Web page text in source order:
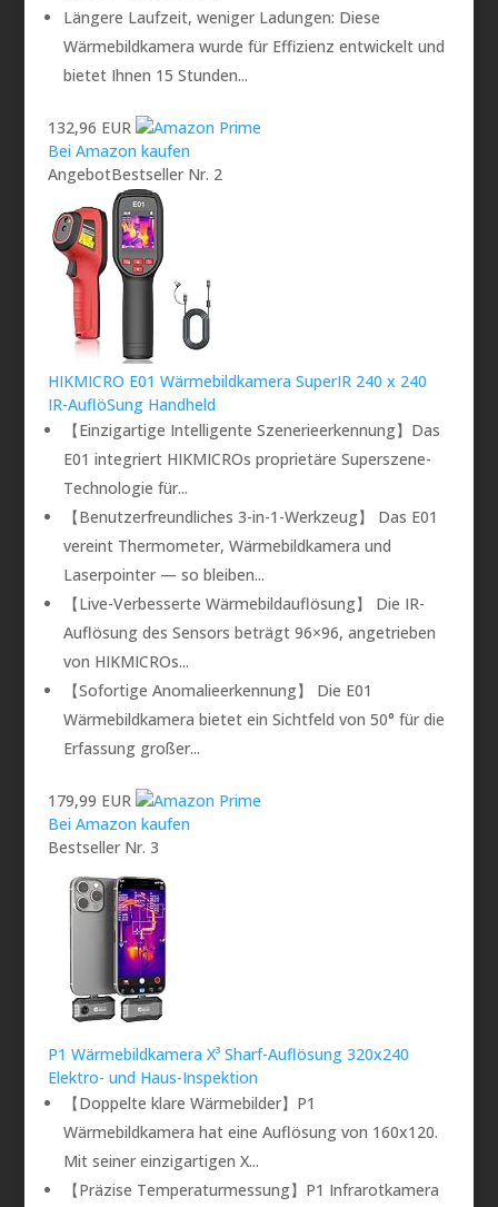
Längere Laufzeit, weniger Ladungen: Diese
Wärmebildkamera wurde für Effizienz entwickelt und
bietet Ihnen 15 Stunden...
132,96 EUR
Bei Amazon kaufen
AngebotBestseller Nr. 2
HIKMICRO E01 Wärmebildkamera SuperIR 240 x 240
IR-AuflöSung Handheld
【Einzigartige Intelligente Szenerieerkennung】Das
E01 integriert HIKMICROs proprietäre Superszene-
Technologie für...
【Benutzerfreundliches 3-in-1-Werkzeug】 Das E01
vereint Thermometer, Wärmebildkamera und
Laserpointer — so bleiben...
【Live-Verbesserte Wärmebildauflösung】 Die IR-
Auflösung des Sensors beträgt 96×96, angetrieben
von HIKMICROs...
【Sofortige Anomalieerkennung】 Die E01
Wärmebildkamera bietet ein Sichtfeld von 50° für die
Erfassung großer...
179,99 EUR
Bei Amazon kaufen
Bestseller Nr. 3
P1 Wärmebildkamera X³ Sharf-Auflösung 320x240
Elektro- und Haus-Inspektion
【Doppelte klare Wärmebilder】P1
Wärmebildkamera hat eine Auflösung von 160x120.
Mit seiner einzigartigen X...
【Präzise Temperaturmessung】P1 Infrarotkamera